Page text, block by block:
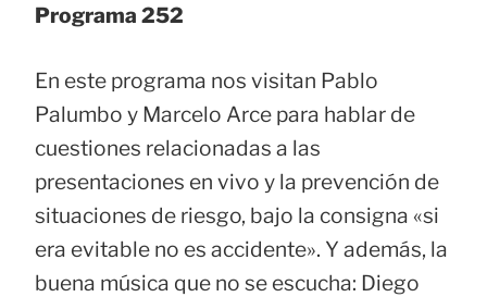
Programa 252
En este programa nos visitan Pablo
Palumbo y Marcelo Arce para hablar de
cuestiones relacionadas a las
presentaciones en vivo y la prevención de
situaciones de riesgo, bajo la consigna «si
era evitable no es accidente». Y además, la
buena música que no se escucha: Diego